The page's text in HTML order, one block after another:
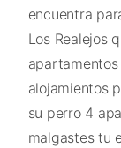
encuentra
Los Realejos
alojamientos
su perro 4
malgastes tu